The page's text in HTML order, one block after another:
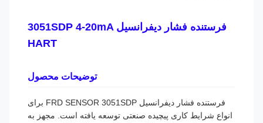
فرستنده فشار دیفرانسیل 3051SDP 4-20mA
HART
توضیحات محصول
فرستنده فشار دیفرانسیل FRD SENSOR 3051SDP برای
انواع شرایط کاری پیچیده صنعتی توسعه یافته است. مجهز به